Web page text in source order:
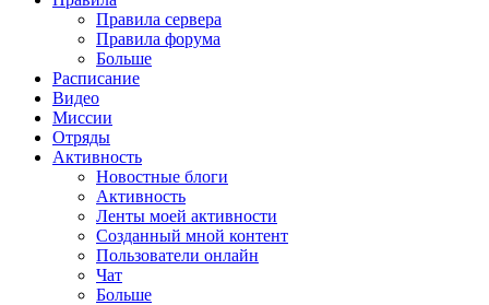
Правила сервера
Правила форума
Больше
Расписание
Видео
Миссии
Отряды
Активность
Новостные блоги
Активность
Ленты моей активности
Созданный мной контент
Пользователи онлайн
Чат
Больше